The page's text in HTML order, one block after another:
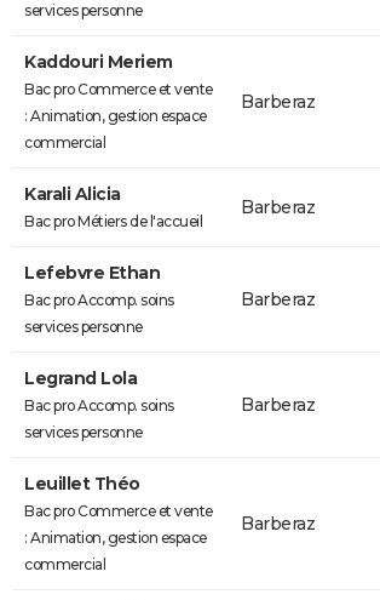
services personne
Kaddouri Meriem
Bac pro Commerce et vente
: Animation, gestion espace
commercial
Barberaz
Karali Alicia
Bac pro Métiers de l'accueil
Barberaz
Lefebvre Ethan
Bac pro Accomp. soins
services personne
Barberaz
Legrand Lola
Bac pro Accomp. soins
services personne
Barberaz
Leuillet Théo
Bac pro Commerce et vente
: Animation, gestion espace
commercial
Barberaz